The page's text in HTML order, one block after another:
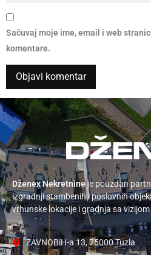
Sačuvaj moje ime, email i web
komentare.
Dženex Nekretnineje pouzdan
izgradnji stambenih i poslovnih
vrhunske lokacije i gradnja sa
ZAVNOBiH-a 13, 75000 Tuzla